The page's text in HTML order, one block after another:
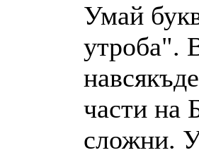
Умай
утроба".
части на
сложни.